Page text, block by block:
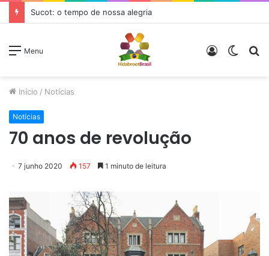
Sucot: o tempo de nossa alegria
Menu
Switch
Entrar
Início / Notícias
Notícias
70 anos de revolução
7 junho 2020 157 1 minuto de leitura